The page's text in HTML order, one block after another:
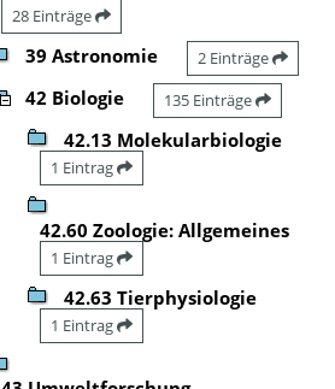
28 Einträge
39 Astronomie 2 Einträge
42 Biologie 135 Einträge
42.13 Molekularbiologie
1 Eintrag
42.60 Zoologie: Allgemeines
1 Eintrag
42.63 Tierphysiologie
1 Eintrag